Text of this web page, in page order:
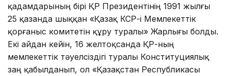
қадамдарының бірі ҚР Президентінің 1991 жылғы
25 қазанда шыққан «Қазақ КСР-і Мемлекеттік
қорғаныс комитетін құру туралы» Жарлығы болды.
Екі айдан кейін, 16 желтоқсанда ҚР-ның
мемлекеттік тәуелсіздігі туралы Конституциялық
заң қабылданып, ол «Қазақстан Республикасы